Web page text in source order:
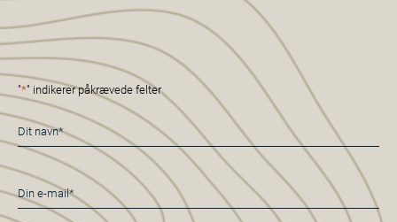
"*" indikerer påkrævede felter
Navn
*
E-
mail